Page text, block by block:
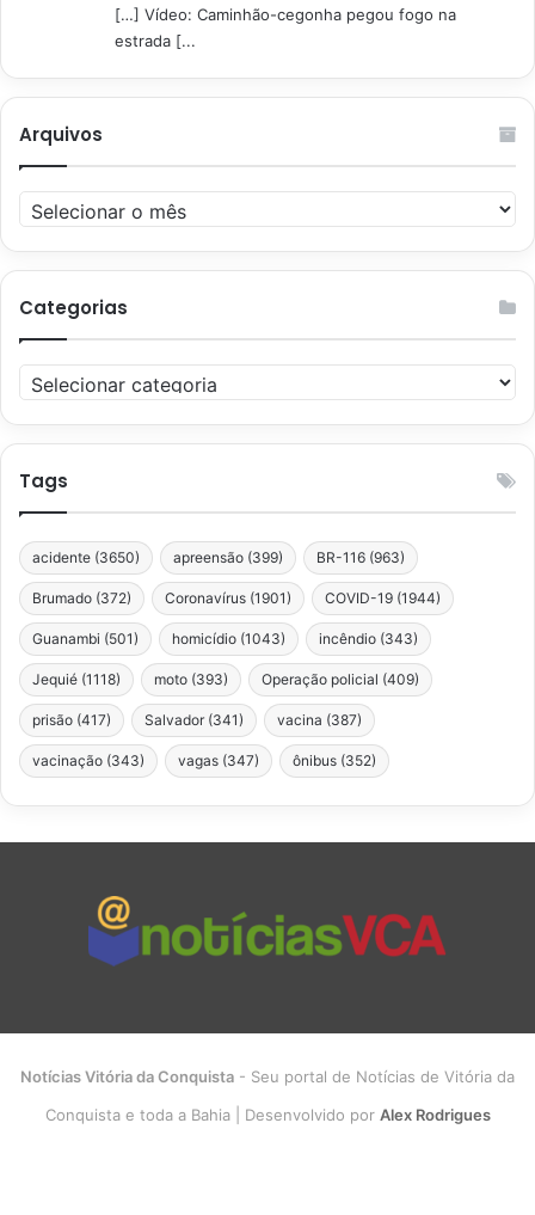
[…] Vídeo: Caminhão-cegonha pegou fogo na
estrada [...
Arquivos
Arquivos
Categorias
Categorias
Tags
acidente (3650) apreensão (399) BR-116 (963)
Brumado (372) Coronavírus (1901) COVID-19 (1944)
Guanambi (501) homicídio (1043) incêndio (343)
Jequié (1118) moto (393) Operação policial (409)
prisão (417) Salvador (341) vacina (387)
vacinação (343) vagas (347) ônibus (352)
Notícias Vitória da Conquista - Seu portal de Notícias de Vitória da
Conquista e toda a Bahia | Desenvolvido por Alex Rodrigues